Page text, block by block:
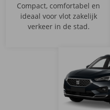
Compact, comfortabel en
ideaal voor vlot zakelijk
verkeer in de stad.